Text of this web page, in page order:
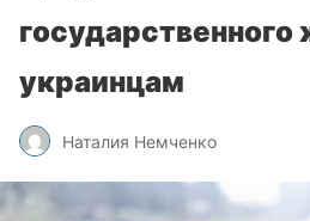
государственного
украинцам
Наталия Немченко